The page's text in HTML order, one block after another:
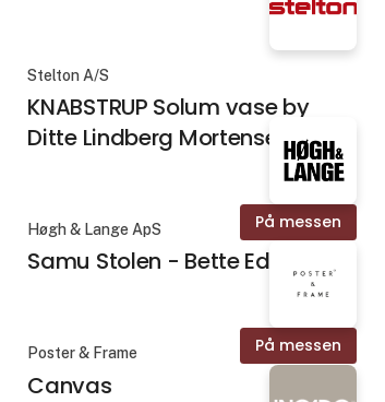
Stelton A/S
KNABSTRUP Solum vase by
Ditte Lindberg Mortensen
På messen
Høgh & Lange ApS
Samu Stolen - Bette Edition
På messen
Poster & Frame
Canvas